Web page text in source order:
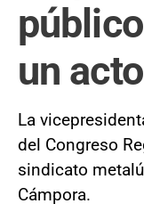
un
La
del Congreso
sindicato
Cámpora.